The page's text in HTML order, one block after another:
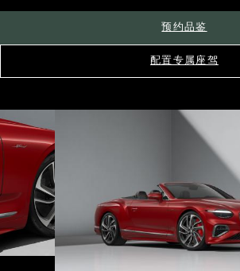
预约品鉴
配置专属座驾